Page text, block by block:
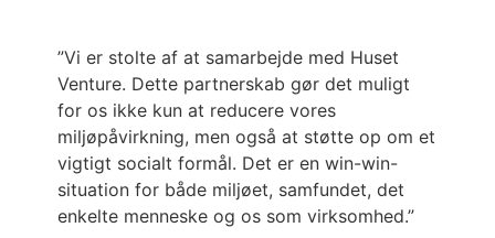
”Vi er stolte af at samarbejde med Huset
Venture. Dette partnerskab gør det muligt
for os ikke kun at reducere vores
miljøpåvirkning, men også at støtte op om et
vigtigt socialt formål. Det er en win-win-
situation for både miljøet, samfundet, det
enkelte menneske og os som virksomhed.”